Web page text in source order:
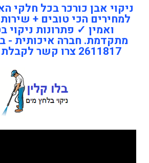
ניקוי אבן כורכר בכל חלקי
למחירים הכי טובים +
ואמין ✓ פתרונות ניקוי
2611817 צרו קשר לקבלת הצעת מחיר